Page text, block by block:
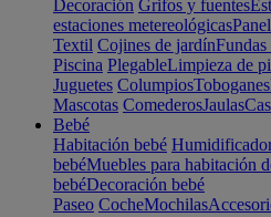
Decoración Grifos y fuentes
estaciones metereológicas
Textil Cojines de jardín
Piscina PlegableLimpieza de
Juguetes ColumpiosToboganes
Mascotas ComederosJaulas
Bebé
Habitación bebé
bebéMuebles para habitación
bebéDecoración bebé
Paseo CocheMochilas